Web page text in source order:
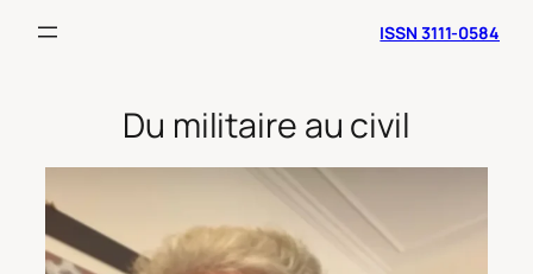
ISSN 3111-0584
Du militaire au civil